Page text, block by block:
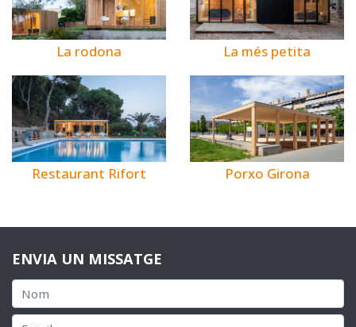
La rodona La més petita
Restaurant Rifort Porxo Girona
ENVIA UN MISSATGE